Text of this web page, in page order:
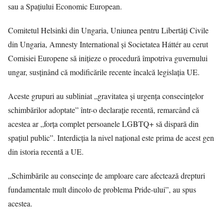
sau a Spațiului Economic European.
Comitetul Helsinki din Ungaria, Uniunea pentru Libertăți Civile
din Ungaria, Amnesty International și Societatea Háttér au cerut
Comisiei Europene să inițieze o procedură împotriva guvernului
ungar, susținând că modificările recente încalcă legislația UE.
Aceste grupuri au subliniat „gravitatea și urgența consecințelor
schimbărilor adoptate” într-o declarație recentă, remarcând că
acestea ar „forța complet persoanele LGBTQ+ să dispară din
spațiul public”. Interdicția la nivel național este prima de acest gen
din istoria recentă a UE.
„Schimbările au consecințe de amploare care afectează drepturi
fundamentale mult dincolo de problema Pride-ului”, au spus
acestea.